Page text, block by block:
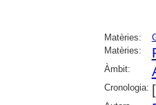
Matèries:
Matèries:
Àmbit:
Cronologia: